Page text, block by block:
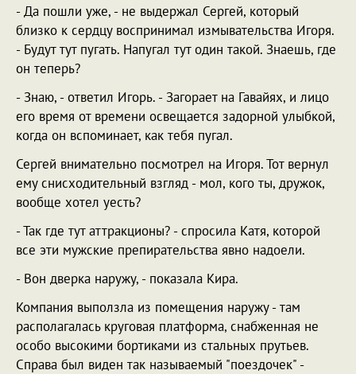
- Да пошли уже, - не выдержал Сергей, который
близко к сердцу воспринимал измывательства Игоря.
- Будут тут пугать. Напугал тут один такой. Знаешь, где
он теперь?
- Знаю, - ответил Игорь. - Загорает на Гавайях, и лицо
его время от времени освещается задорной улыбкой,
когда он вспоминает, как тебя пугал.
Сергей внимательно посмотрел на Игоря. Тот вернул
ему снисходительный взгляд - мол, кого ты, дружок,
вообще хотел уесть?
- Так где тут аттракционы? - спросила Катя, которой
все эти мужские препирательства явно надоели.
- Вон дверка наружу, - показала Кира.
Компания выползла из помещения наружу - там
располагалась круговая платформа, снабженная не
особо высокими бортиками из стальных прутьев.
Справа был виден так называемый "поездочек" -